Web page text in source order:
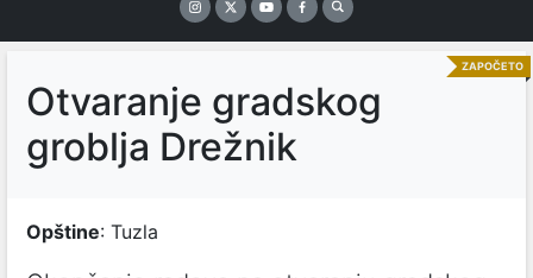
ZAPOČETO
Otvaranje gradskog
groblja Drežnik
Opštine: Tuzla